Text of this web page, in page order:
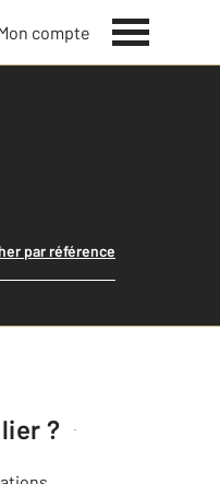
compte
par référence
?